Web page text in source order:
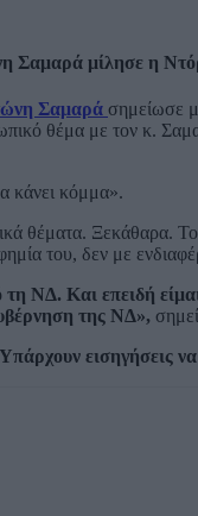
Σαμαρά μίλησε η
Σαμαρά σημείωσε
θέμα με τον κ.
κάνει κόμμα».
θέματα. Ξεκάθαρα.
του, δεν με
τη ΝΔ. Και επειδή
της ΝΔ»,
εισηγήσεις